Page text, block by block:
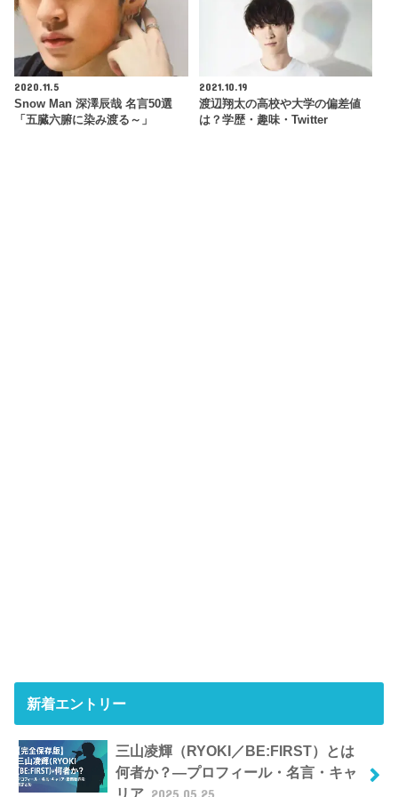
2020.11.5
Snow Man 深澤辰哉 名言50選
「五臓六腑に染み渡る～」
2021.10.19
渡辺翔太の高校や大学の偏差値
は？学歴・趣味・Twitter
新着エントリー
三山凌輝（RYOKI／BE:FIRST）とは
何者か？―プロフィール・名言・キャ
リア 2025.05.25